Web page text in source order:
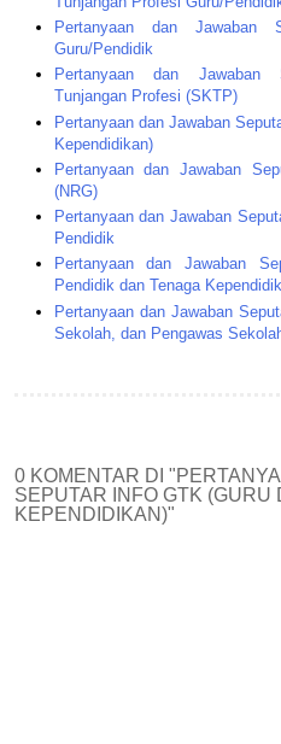
Pertanyaan dan Jawaban
Guru/Pendidik
Pertanyaan dan Jawaban
Tunjangan Profesi (SKTP)
Pertanyaan dan Jawaban
Kependidikan)
Pertanyaan dan Jawaban
(NRG)
Pertanyaan dan Jawaban
Pendidik
Pertanyaan dan Jawaban
Pendidik dan Tenaga
Pertanyaan dan Jawaban
Sekolah, dan Pengawas
0 KOMENTAR DI
SEPUTAR INFO GTK (GURU
KEPENDIDIKAN)"